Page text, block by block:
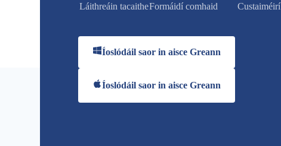
Láithreáin tacaitheFormáidí comhaid Custaiméirí
Íoslódáil saor in aisce Greann
Íoslódáil saor in aisce Greann